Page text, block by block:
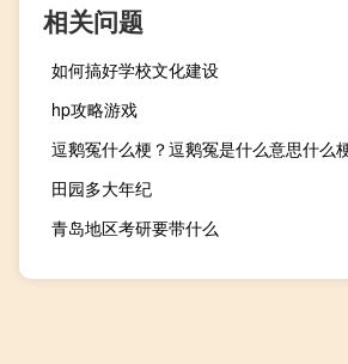
相关问题
如何搞好学校文化建设
hp攻略游戏
逗鹅冤什么梗？逗鹅冤是什么意思什么
田园多大年纪
青岛地区考研要带什么